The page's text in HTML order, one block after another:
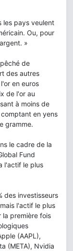
les pays veulent
Ou, pour
»
de
des autres
en euros
de l'or au
à moins de
en yens
gramme.
le cadre de la
Fund
l'actif le plus
des investisseurs
l'actif le plus
la première fois
(AAPL),
(META), Nvidia